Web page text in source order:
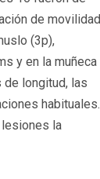
de movilidad
(3p),
y en la muñeca
longitud, las
habituales.
lesiones la